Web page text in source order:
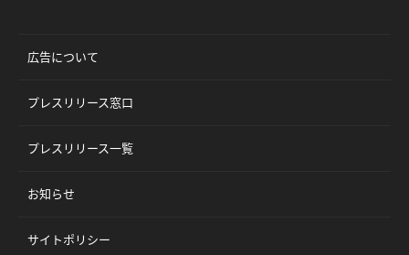
広告について
プレスリリース窓口
プレスリリース一覧
お知らせ
サイトポリシー